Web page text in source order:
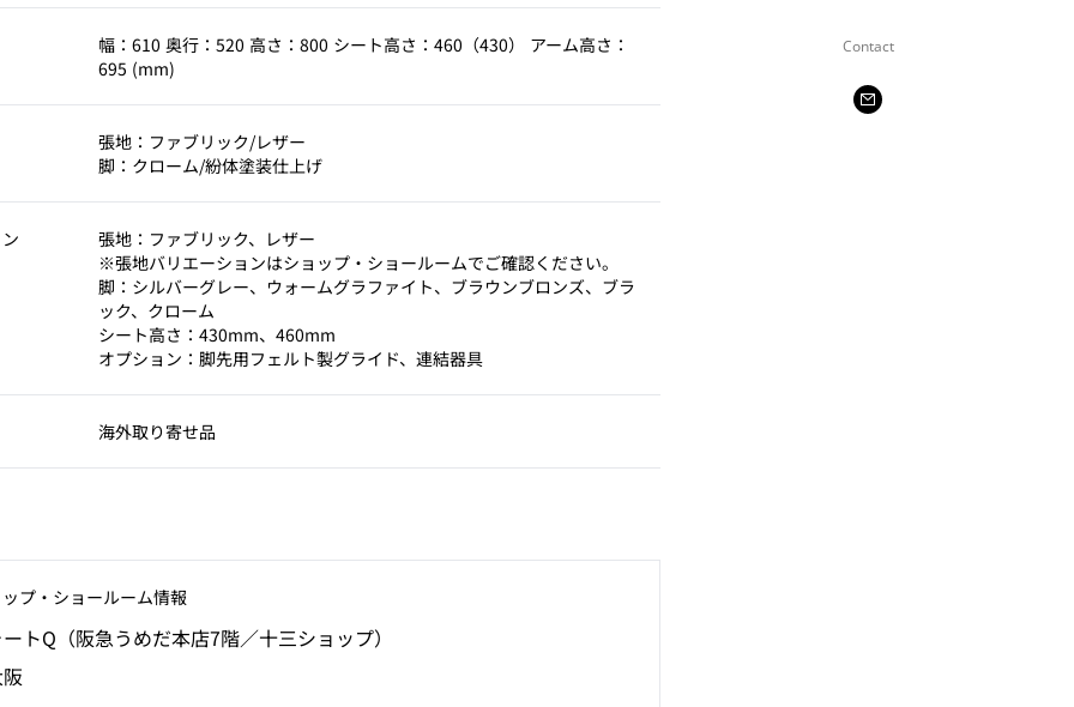
Contact
幅：610 奥行：520 高さ：800 シート高さ：460（430） アーム高さ：
695 (mm)
張地：ファブリック/レザー
脚：クローム/紛体塗装仕上げ
張地：ファブリック、レザー
※張地バリエーションはショップ・ショールームでご確認ください。
脚：シルバーグレー、ウォームグラファイト、ブラウンブロンズ、ブラ
ック、クローム
シート高さ：430mm、460mm
オプション：脚先用フェルト製グライド、連結器具
海外取り寄せ品
プ‧ショールーム情報
トQ（阪急うめだ本店7階／十三ショップ）